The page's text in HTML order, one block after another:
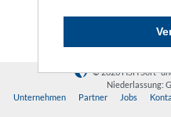
© 2026 HSH Soft-
Niederlassung:
Unternehmen
Partner Jobs